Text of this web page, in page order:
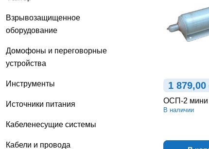
1 879,00
ОСП-2 мини
В наличии
Взрывозащищенное
оборудование
Домофоны и переговорные
устройства
Инструменты
Источники питания
Кабеленесущие системы
Кабели и провода